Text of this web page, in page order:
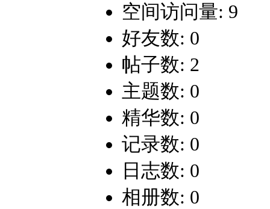
空间访问量: 9
好友数: 0
帖子数: 2
主题数: 0
精华数: 0
记录数: 0
日志数: 0
相册数: 0